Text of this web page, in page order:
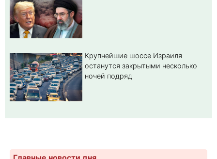
Крупнейшие шоссе Израиля
останутся закрытыми несколько
ночей подряд